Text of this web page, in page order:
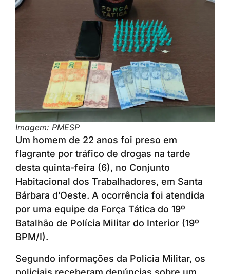
Imagem: PMESP
Um homem de 22 anos foi preso em
flagrante por tráfico de drogas na tarde
desta quinta-feira (6), no Conjunto
Habitacional dos Trabalhadores, em Santa
Bárbara d’Oeste. A ocorrência foi atendida
por uma equipe da Força Tática do 19º
Batalhão de Polícia Militar do Interior (19º
BPM/I).
Segundo informações da Polícia Militar, os